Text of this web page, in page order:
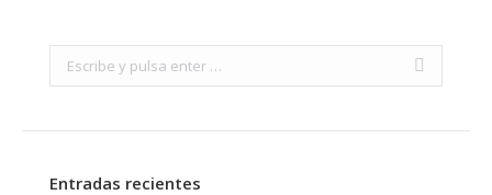
Search:
Entradas recientes